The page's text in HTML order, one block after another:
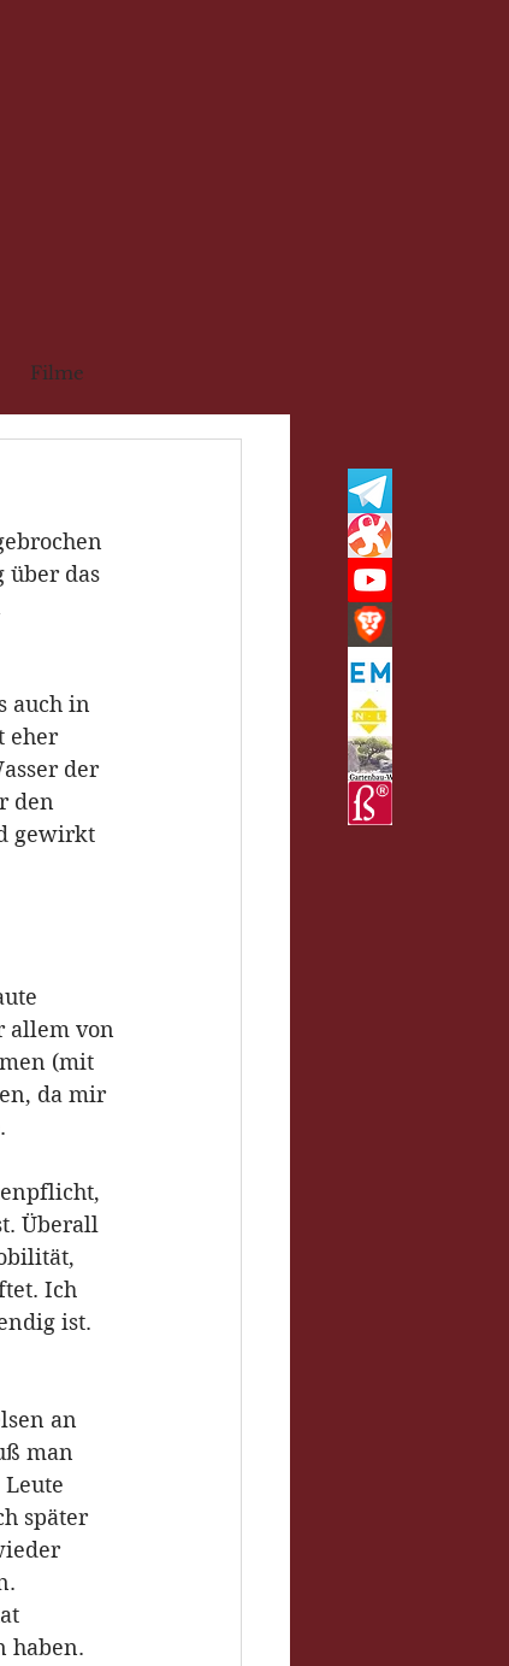
Filme
über das
auch in
eher
der
den
gewirkt
allem von
(mit
da mir
Überall
Ich
ist.
an
man
später
haben.